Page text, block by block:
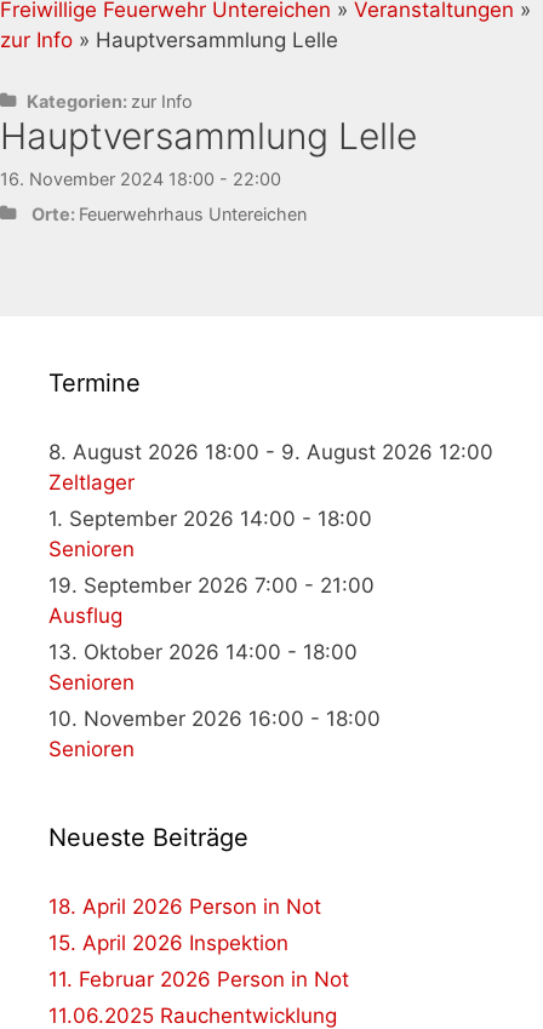
Freiwillige Feuerwehr Untereichen » Veranstaltungen »
zur Info » Hauptversammlung Lelle
Kategorien: zur Info
Hauptversammlung Lelle
16. November 2024 18:00 - 22:00
Orte: Feuerwehrhaus Untereichen
Termine
8. August 2026 18:00 - 9. August 2026 12:00
Zeltlager
1. September 2026 14:00 - 18:00
Senioren
19. September 2026 7:00 - 21:00
Ausflug
13. Oktober 2026 14:00 - 18:00
Senioren
10. November 2026 16:00 - 18:00
Senioren
Neueste Beiträge
18. April 2026 Person in Not
15. April 2026 Inspektion
11. Februar 2026 Person in Not
11.06.2025 Rauchentwicklung